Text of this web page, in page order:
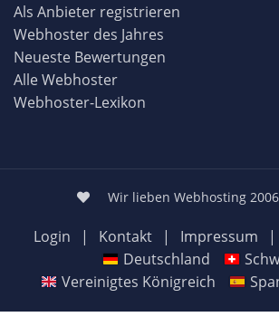
Als Anbieter registrieren
Webhoster des Jahres
Neueste Bewertungen
Alle Webhoster
Webhoster-Lexikon
Wir lieben Webhosting
Login | Kontakt | Impressum |
Deutschland
Vereinigtes Königreich